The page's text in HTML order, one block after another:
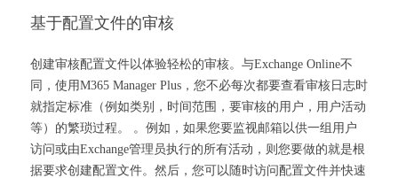
基于配置文件的审核
创建审核配置文件以体验轻松的审核。与Exchange Online不
同，使用M365 Manager Plus，您不必每次都要查看审核日志时
就指定标准（例如类别，时间范围，要审核的用户，用户活动
等）的繁琐过程。 。例如，如果您要监视邮箱以供一组用户
访问或由Exchange管理员执行的所有活动，则您要做的就是根
据要求创建配置文件。然后，您可以随时访问配置文件并快速